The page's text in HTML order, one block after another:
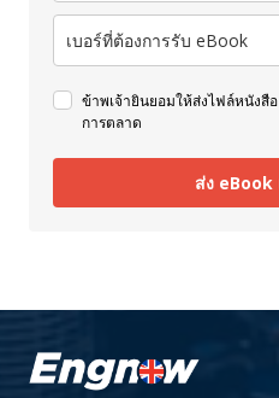
ข้าพเจ้ายินยอมให้ส่งไฟล์หนังสื
การตลาด
ส่ง eBook